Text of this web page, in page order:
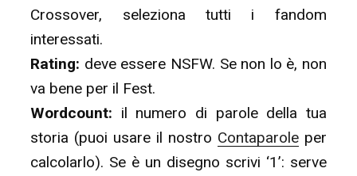
Crossover, seleziona tutti i fandom
interessati.
Rating: deve essere NSFW. Se non lo è, non
va bene per il Fest.
Wordcount: il numero di parole della tua
storia (puoi usare il nostro Contaparoleper
calcolarlo). Se è un disegno scrivi ‘1’: serve